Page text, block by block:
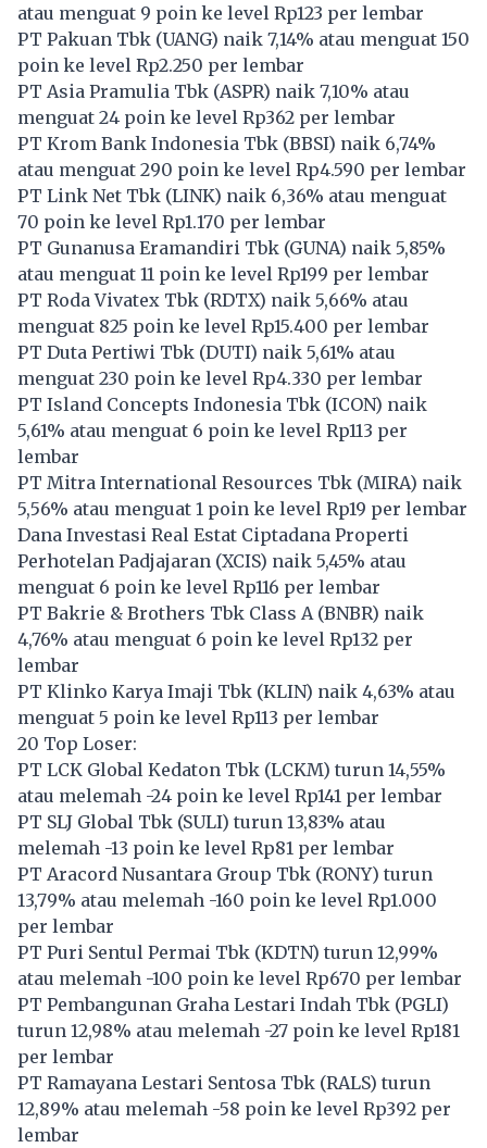
atau menguat 9 poin ke level Rp123 per lembar
PT Pakuan Tbk (UANG) naik 7,14% atau menguat 150
poin ke level Rp2.250 per lembar
PT Asia Pramulia Tbk (ASPR) naik 7,10% atau
menguat 24 poin ke level Rp362 per lembar
PT Krom Bank Indonesia Tbk (BBSI) naik 6,74%
atau menguat 290 poin ke level Rp4.590 per lembar
PT Link Net Tbk (LINK) naik 6,36% atau menguat
70 poin ke level Rp1.170 per lembar
PT Gunanusa Eramandiri Tbk (GUNA) naik 5,85%
atau menguat 11 poin ke level Rp199 per lembar
PT Roda Vivatex Tbk (RDTX) naik 5,66% atau
menguat 825 poin ke level Rp15.400 per lembar
PT Duta Pertiwi Tbk (DUTI) naik 5,61% atau
menguat 230 poin ke level Rp4.330 per lembar
PT Island Concepts Indonesia Tbk (ICON) naik
5,61% atau menguat 6 poin ke level Rp113 per
lembar
PT Mitra International Resources Tbk (MIRA) naik
5,56% atau menguat 1 poin ke level Rp19 per lembar
Dana Investasi Real Estat Ciptadana Properti
Perhotelan Padjajaran (XCIS) naik 5,45% atau
menguat 6 poin ke level Rp116 per lembar
PT Bakrie & Brothers Tbk Class A (BNBR) naik
4,76% atau menguat 6 poin ke level Rp132 per
lembar
PT Klinko Karya Imaji Tbk (KLIN) naik 4,63% atau
menguat 5 poin ke level Rp113 per lembar
20 Top Loser:
PT LCK Global Kedaton Tbk (LCKM) turun 14,55%
atau melemah -24 poin ke level Rp141 per lembar
PT SLJ Global Tbk (SULI) turun 13,83% atau
melemah -13 poin ke level Rp81 per lembar
PT Aracord Nusantara Group Tbk (RONY) turun
13,79% atau melemah -160 poin ke level Rp1.000
per lembar
PT Puri Sentul Permai Tbk (KDTN) turun 12,99%
atau melemah -100 poin ke level Rp670 per lembar
PT Pembangunan Graha Lestari Indah Tbk (PGLI)
turun 12,98% atau melemah -27 poin ke level Rp181
per lembar
PT Ramayana Lestari Sentosa Tbk (RALS) turun
12,89% atau melemah -58 poin ke level Rp392 per
lembar